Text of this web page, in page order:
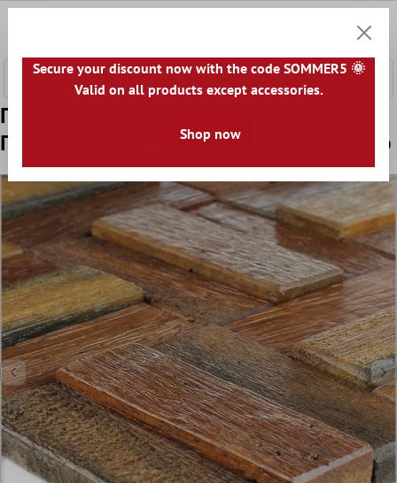
Πρότυπο από Μωσαϊκό Ξύλου
Πλακάκια Σανίδες Πλοίου Λακαρισμένο
Secure your discount now with the code SOMMER5 🌞
Valid on all products except accessories.
Shop now